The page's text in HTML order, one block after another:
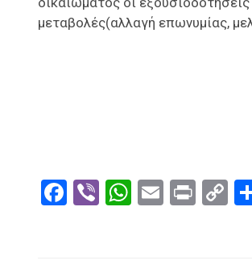
μεταβολές(αλλαγή επωνυμίας,
Facebook
ViberWhatsApp
EmailPrint